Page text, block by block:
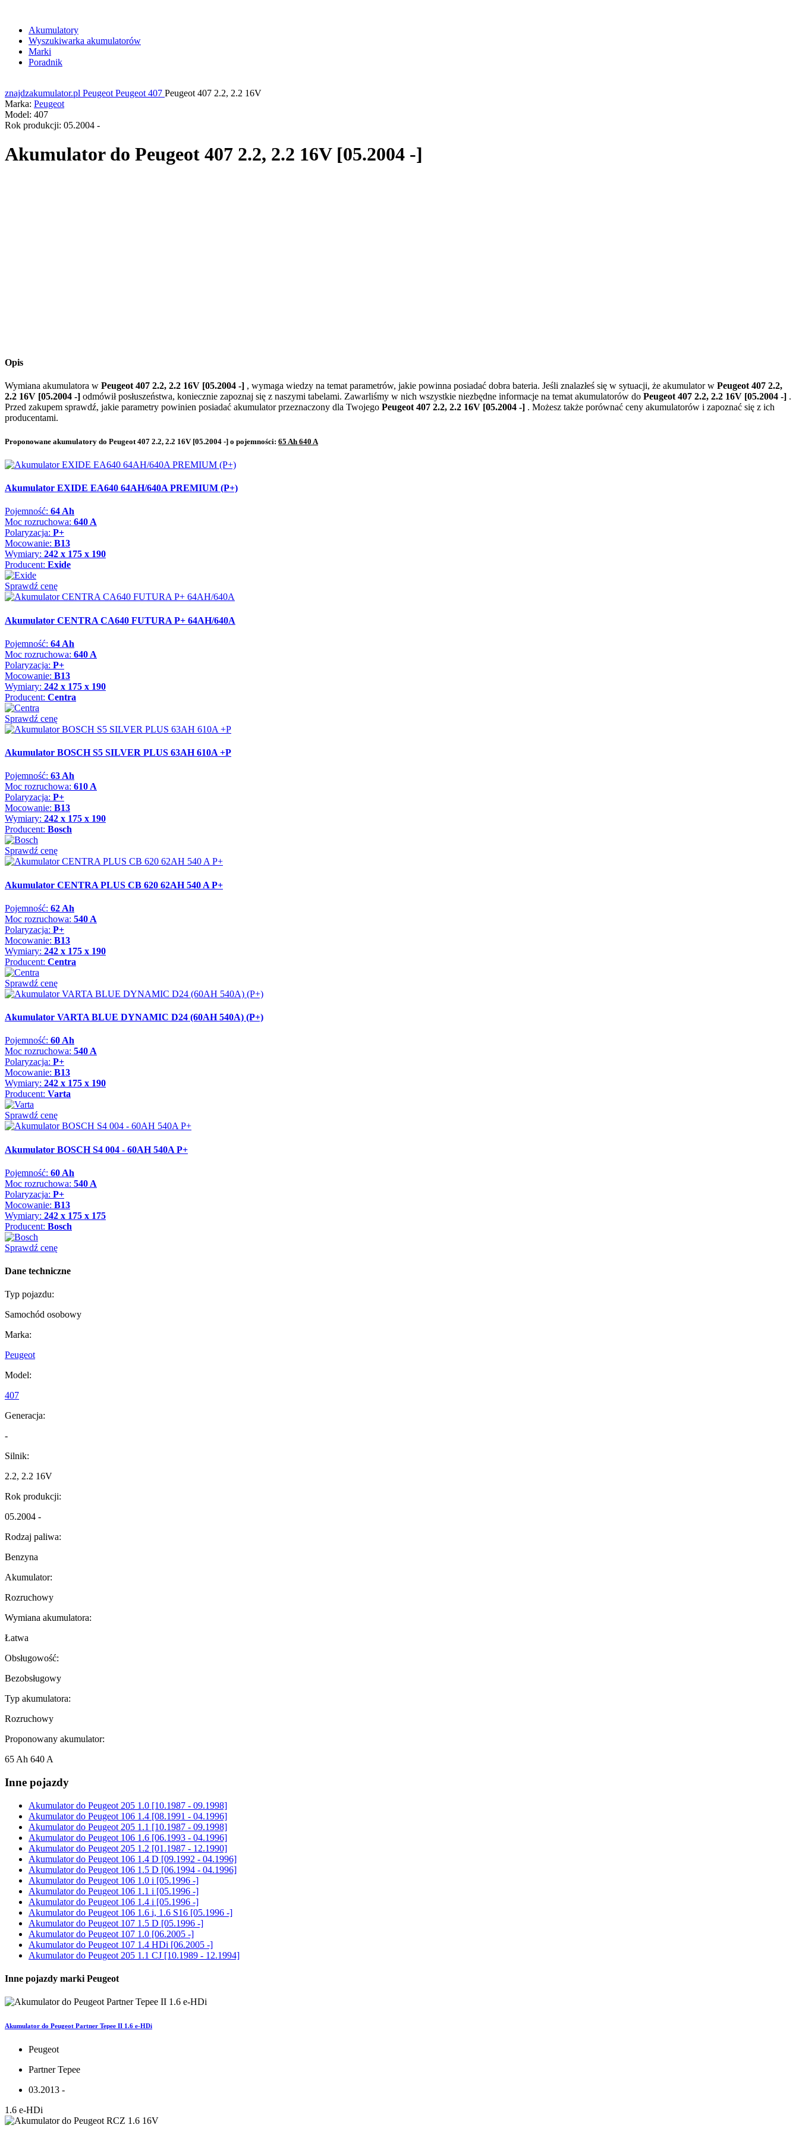
Akumulatory
Wyszukiwarka akumulatorów
Marki
Poradnik
znajdzakumulator.pl Peugeot Peugeot 407 Peugeot 407 2.2, 2.2 16V
Marka: Peugeot
Model: 407
Rok produkcji: 05.2004 -
Akumulator do Peugeot 407 2.2, 2.2 16V [05.2004 -]
Opis
Wymiana akumulatora w Peugeot 407 2.2, 2.2 16V [05.2004 -] , wymaga wiedzy na temat parametrów, jakie powinna posiadać dobra bateria. Jeśli znalazłeś się w sytuacji, że akumulator w Peugeot 407 2.2,
2.2 16V [05.2004 -] odmówił posłuszeństwa, koniecznie zapoznaj się z naszymi tabelami. Zawarliśmy w nich wszystkie niezbędne informacje na temat akumulatorów do Peugeot 407 2.2, 2.2 16V [05.2004 -] .
Przed zakupem sprawdź, jakie parametry powinien posiadać akumulator przeznaczony dla Twojego Peugeot 407 2.2, 2.2 16V [05.2004 -] . Możesz także porównać ceny akumulatorów i zapoznać się z ich
producentami.
Proponowane akumulatory do Peugeot 407 2.2, 2.2 16V [05.2004 -] o pojemności: 65 Ah 640 A
Akumulator EXIDE EA640 64AH/640A PREMIUM (P+)
Pojemność: 64 Ah
Moc rozruchowa: 640 A
Polaryzacja: P+
Mocowanie: B13
Wymiary: 242 x 175 x 190
Producent: Exide
Sprawdź cenę
Akumulator CENTRA CA640 FUTURA P+ 64AH/640A
Pojemność: 64 Ah
Moc rozruchowa: 640 A
Polaryzacja: P+
Mocowanie: B13
Wymiary: 242 x 175 x 190
Producent: Centra
Sprawdź cenę
Akumulator BOSCH S5 SILVER PLUS 63AH 610A +P
Pojemność: 63 Ah
Moc rozruchowa: 610 A
Polaryzacja: P+
Mocowanie: B13
Wymiary: 242 x 175 x 190
Producent: Bosch
Sprawdź cenę
Akumulator CENTRA PLUS CB 620 62AH 540 A P+
Pojemność: 62 Ah
Moc rozruchowa: 540 A
Polaryzacja: P+
Mocowanie: B13
Wymiary: 242 x 175 x 190
Producent: Centra
Sprawdź cenę
Akumulator VARTA BLUE DYNAMIC D24 (60AH 540A) (P+)
Pojemność: 60 Ah
Moc rozruchowa: 540 A
Polaryzacja: P+
Mocowanie: B13
Wymiary: 242 x 175 x 190
Producent: Varta
Sprawdź cenę
Akumulator BOSCH S4 004 - 60AH 540A P+
Pojemność: 60 Ah
Moc rozruchowa: 540 A
Polaryzacja: P+
Mocowanie: B13
Wymiary: 242 x 175 x 175
Producent: Bosch
Sprawdź cenę
Dane techniczne
Typ pojazdu:
Samochód osobowy
Marka:
Peugeot
Model:
407
Generacja:
-
Silnik:
2.2, 2.2 16V
Rok produkcji:
05.2004 -
Rodzaj paliwa:
Benzyna
Akumulator:
Rozruchowy
Wymiana akumulatora:
Łatwa
Obsługowość:
Bezobsługowy
Typ akumulatora:
Rozruchowy
Proponowany akumulator:
65 Ah 640 A
Inne pojazdy
Akumulator do Peugeot 205 1.0 [10.1987 - 09.1998]
Akumulator do Peugeot 106 1.4 [08.1991 - 04.1996]
Akumulator do Peugeot 205 1.1 [10.1987 - 09.1998]
Akumulator do Peugeot 106 1.6 [06.1993 - 04.1996]
Akumulator do Peugeot 205 1.2 [01.1987 - 12.1990]
Akumulator do Peugeot 106 1.4 D [09.1992 - 04.1996]
Akumulator do Peugeot 106 1.5 D [06.1994 - 04.1996]
Akumulator do Peugeot 106 1.0 i [05.1996 -]
Akumulator do Peugeot 106 1.1 i [05.1996 -]
Akumulator do Peugeot 106 1.4 i [05.1996 -]
Akumulator do Peugeot 106 1.6 i, 1.6 S16 [05.1996 -]
Akumulator do Peugeot 107 1.5 D [05.1996 -]
Akumulator do Peugeot 107 1.0 [06.2005 -]
Akumulator do Peugeot 107 1.4 HDi [06.2005 -]
Akumulator do Peugeot 205 1.1 CJ [10.1989 - 12.1994]
Inne pojazdy marki Peugeot
Akumulator do Peugeot Partner Tepee II 1.6 e-HDi
Peugeot
Partner Tepee
03.2013 -
1.6 e-HDi